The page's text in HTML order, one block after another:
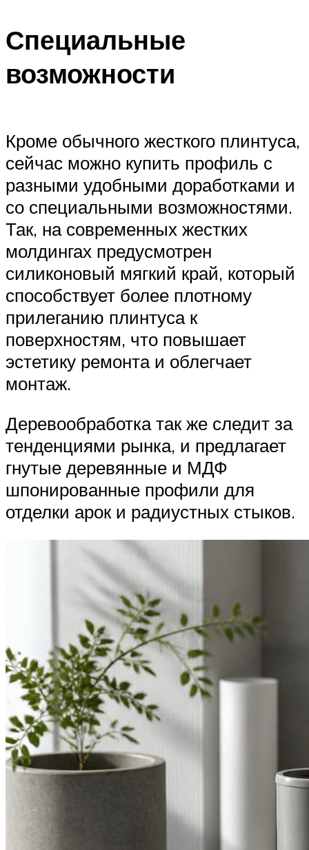
Специальные
возможности
Кроме обычного жесткого плинтуса,
сейчас можно купить профиль с
разными удобными доработками и
со специальными возможностями.
Так, на современных жестких
молдингах предусмотрен
силиконовый мягкий край, который
способствует более плотному
прилеганию плинтуса к
поверхностям, что повышает
эстетику ремонта и облегчает
монтаж.
Деревообработка так же следит за
тенденциями рынка, и предлагает
гнутые деревянные и МДФ
шпонированные профили для
отделки арок и радиустных стыков.